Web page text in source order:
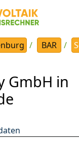
BAR
GmbH in